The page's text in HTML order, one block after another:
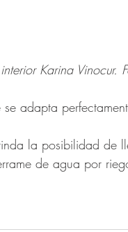
Karina Vinocur.
adapta
la posibilidad de
de agua por